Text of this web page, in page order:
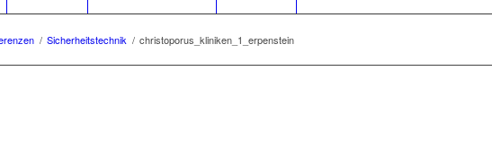
/ Sicherheitstechnik / christoporus_kliniken_1_erpenstein